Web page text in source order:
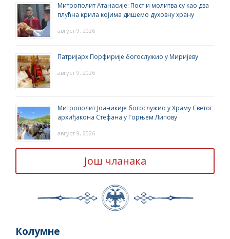
Митрополит Атанасије: Пост и молитва су као два
плућна крила којима дишемо духовну храну
август 9, 2026
Патријарх Порфирије богослужио у Миријеву
август 9, 2026
Митрополит Јоаникије богослужио у Храму Светог
архиђакона Стефана у Горњем Липову
август 9, 2026
Још чланака
Колумне